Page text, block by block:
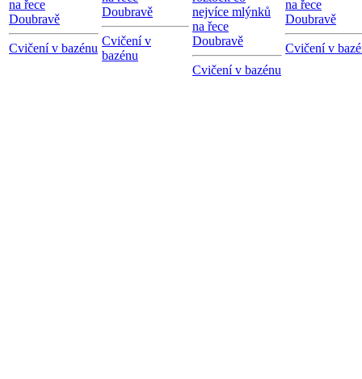
na řece
Doubravě
Cvičení v bazénu
Doubravě
Cvičení v
bazénu
nejvíce mlýnků
na řece
Doubravě
Cvičení v bazénu
na řece
Doubravě
Cvičení v